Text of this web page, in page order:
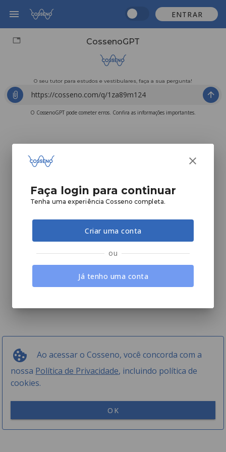
ENTRAR
Ao acessar o Cosseno, você concorda com a
nossa Política de Privacidade, incluindo política de
cookies.
OK
CossenoGPT
O seu tutor para estudos e vestibulares, faça a sua pergunta!
O CossenoGPT pode cometer erros. Confira as informações importantes.
Faça login para continuar
Tenha uma experiência Cosseno completa.
Criar uma conta
ou
Já tenho uma conta